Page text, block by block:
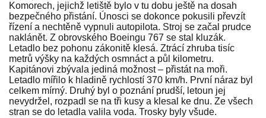
Komorech, jejichž letiště bylo v tu dobu ještě na dosah
bezpečného přistání. Únosci se dokonce pokusili převzít
řízení a nechtěně vypnuli autopilota. Stroj se začal prudce
naklánět. Z obrovského Boeingu 767 se stal kluzák.
Letadlo bez pohonu zákonitě klesá. Ztrácí zhruba tisíc
metrů výšky na každých osmnáct a půl kilometru.
Kapitánovi zbývala jediná možnost – přistát na moři.
Letadlo mířilo k hladině rychlostí 370 km/h. První náraz byl
celkem mírný. Druhý byl o poznání prudší, letoun jej
nevydržel, rozpadl se na tři kusy a klesal ke dnu. Ze všech
stran se do letadla valila voda. Trosky byly všude.